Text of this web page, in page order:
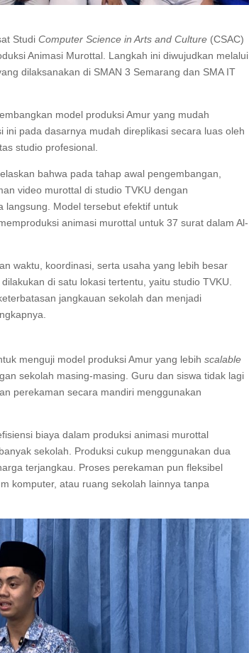
StudiComputer Science in Arts and Culture (CSAC)
Animasi Murottal. Langkah ini diwujudkan melalui
dilaksanakan di SMAN 3 Semarang dan SMA IT
model produksi Amur yang mudah
pada dasarnya mudah direplikasi secara luas oleh
studio profesional.
bahwa pada tahap awal pengembangan,
video murottal di studio TVKU dengan
langsung. Model tersebut efektif untuk
animasi murottal untuk 37 surat dalam Al-
waktu, koordinasi, serta usaha yang lebih besar
di satu lokasi tertentu, yaitu studio TVKU.
jangkauan sekolah dan menjadi
menguji model produksi Amur yang lebihscalable
sekolah masing-masing. Guru dan siswa tidak lagi
perekaman secara mandiri menggunakan
biaya dalam produksi animasi murottal
sekolah. Produksi cukup menggunakan dua
terjangkau. Proses perekaman pun fleksibel
komputer, atau ruang sekolah lainnya tanpa